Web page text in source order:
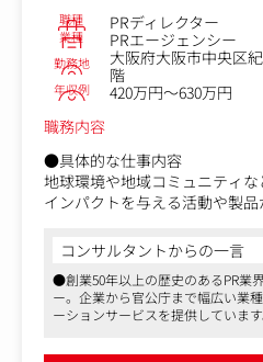
新たな案件獲得のため、クラ
ケーション戦略立案・コミュ
グ・情報コンテンツ開発・企
きます。
（具体的な業務内容）
●営業活動
・顧客窓口、関係性の構築
・ソリューション、戦略の提案
・クロージング
●情報流通戦略の設計
・クライアント課題に基づくコ
案
設計
・TikTok／Instagram／
信戦略
職種 PRディレクター
業種 PRエージェンシー
勤務地
大阪府大阪市中央区
階
年収例
420万円～630万円
職務内容
●具体的な仕事内容
地球環境や地域コミュニティ
インパクトを与える活動や製
標）を実現するような活動、
ンなど、社会に対してポジテ
み（ソーシャルグッド）を展
オズマグループは創業60年を
コンサルタントからの一言
●創業50年以上の歴史のあるPR業
ー。企業から官公庁まで幅広い業
ーションサービスを提供していま